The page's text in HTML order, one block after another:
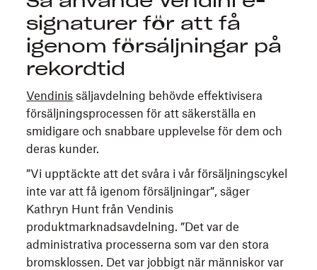
signaturer för att få
igenom försäljningar på
rekordtid
Vendinis säljavdelning behövde effektivisera
försäljningsprocessen för att säkerställa en
smidigare och snabbare upplevelse för dem och
deras kunder.
”Vi upptäckte att det svåra i vår försäljningscykel
inte var att få igenom försäljningar”, säger
Kathryn Hunt från Vendinis
produktmarknadsavdelning. ”Det var de
administrativa processerna som var den stora
bromsklossen. Det var jobbigt när människor var